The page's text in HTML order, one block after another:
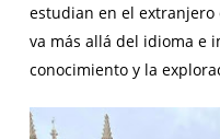
estudian en el
va más allá del idioma e
conocimiento y la